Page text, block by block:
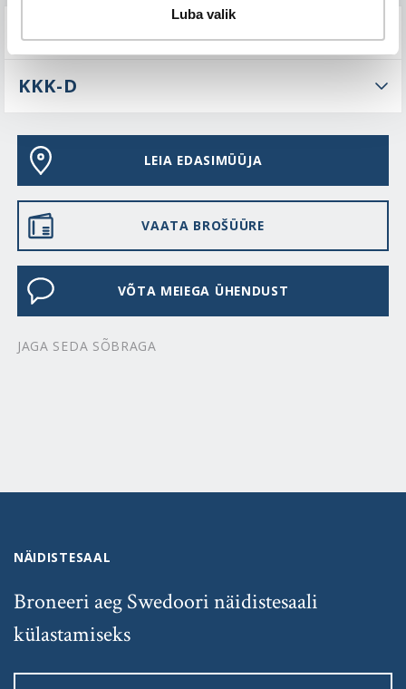
Luba valik
TEHNILINE KIRJELDUS
KKK-D
LEIA EDASIMÜÜJA
VAATA BROŠÜÜRE
VÕTA MEIEGA ÜHENDUST
JAGA SEDA SÕBRAGA
NÄIDISTESAAL
Broneeri aeg Swedoori näidistesaali
külastamiseks